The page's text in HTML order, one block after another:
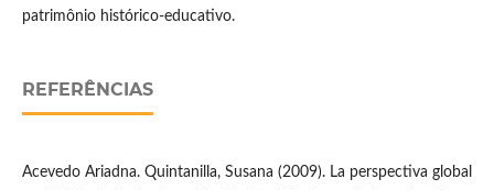
patrimônio histórico-educativo.
REFERÊNCIAS
Acevedo Ariadna. Quintanilla, Susana (2009). La perspectiva global